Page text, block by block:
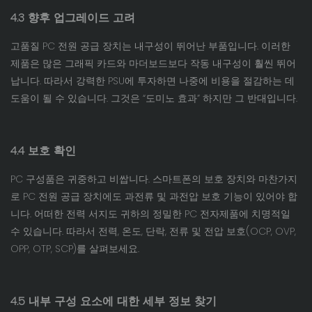
4.3 향후 업그레이드 고려
고품질 PC 전원 공급 장치는 내구성이 뛰어난 부품입니다. 이러한
제품은 많은 그래픽 카드와 마더보드보다 작동 내구성이 훨씬 뛰어
납니다. 따라서 강력한 PSU에 투자하면 나중에 비용을 절감하는 데
도움이 될 수 있습니다. 그것은 “도미노 효과” 하지만 그 반대입니다.
4.4 보호 확인
PC 구성품은 귀중하고 비쌉니다. 스마트폰의 보호 장치와 마찬가지
로 PC 전원 공급 장치에도 과전류 및 과전압 보호 기능이 있어야 합
니다. 어떠한 전력 서지도 귀하의 정밀한 PC 전자제품에 치명적일
수 있습니다. 따라서 전력, 온도, 단락, 전류 및 전압 보호(OCP, OVP,
OPP, OTP, SCP)를 살펴보세요.
4.5 내부 구성 요소에 대한 세부 정보 찾기